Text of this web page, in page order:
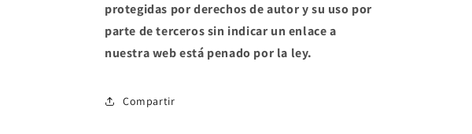
protegidas por derechos de autor y su uso por
parte de terceros sin indicar un enlace a
nuestra web está penado por la ley.
Compartir